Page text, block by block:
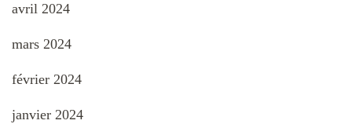
avril 2024
mars 2024
février 2024
janvier 2024